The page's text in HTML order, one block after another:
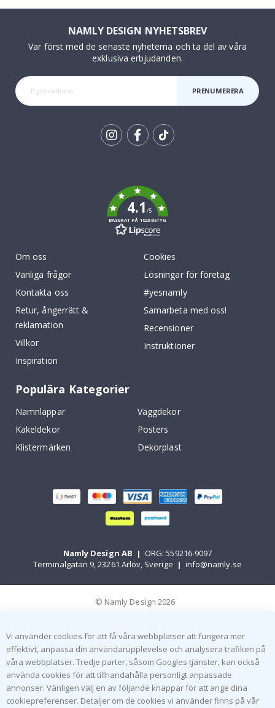
NAMLY DESIGN NYHETSBREV
Var först med de senaste nyheterna och ta del av våra
exklusiva erbjudanden.
PRENUMERERA
4.1/5
BASERAT PÅ 1029 BETYG
Om oss
Vanliga frågor
Kontakta oss
Retur, ångerrätt &
reklamation
Villkor
Inspiration
Cookies
Lösningar för företag
#yesnamly
Samarbeta med oss!
Recensioner
Instruktioner
Populära Kategorier
Namnlappar
Väggdekor
Kakeldekor
Posters
Klistermärken
Dekorplast
Namly Design AB | ORG: 559216-9097
Terminalgatan 9, 23261 Arlöv, Sverige | info@namly.se
© Namly Design 2026
Vi använder cookies för att få våra webbplatser att fungera mer
effektivt, anpassa din användarupplevelse och analysera trafiken på
våra webbplatser. Tredje parter, såsom Googles tjänster, kan också
använda cookies för att tillhandahålla personligt anpassade
annonser. Vänligen välj en av följande knappar för att ange dina
cookiepreferenser. Detaljer om de cookies vi använder finns på vår